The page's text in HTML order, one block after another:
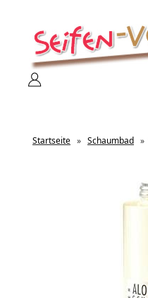
Startseite » Schaumbad »